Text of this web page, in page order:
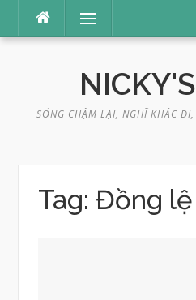
content
Menu
SỐNG CHẬM LẠI, NGHĨ KHÁC
Tag: Đồng lệ